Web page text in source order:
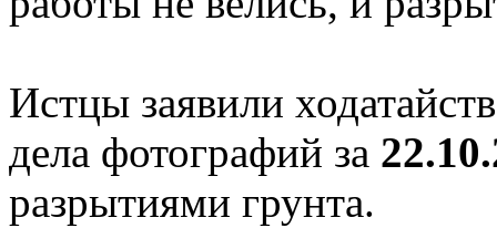
Истцы заявили
дела фотографий за
разрытиями грунта.